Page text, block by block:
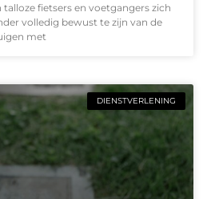
talloze fietsers en voetgangers zich
volledig bewust te zijn van de
met
DIENSTVERLENING